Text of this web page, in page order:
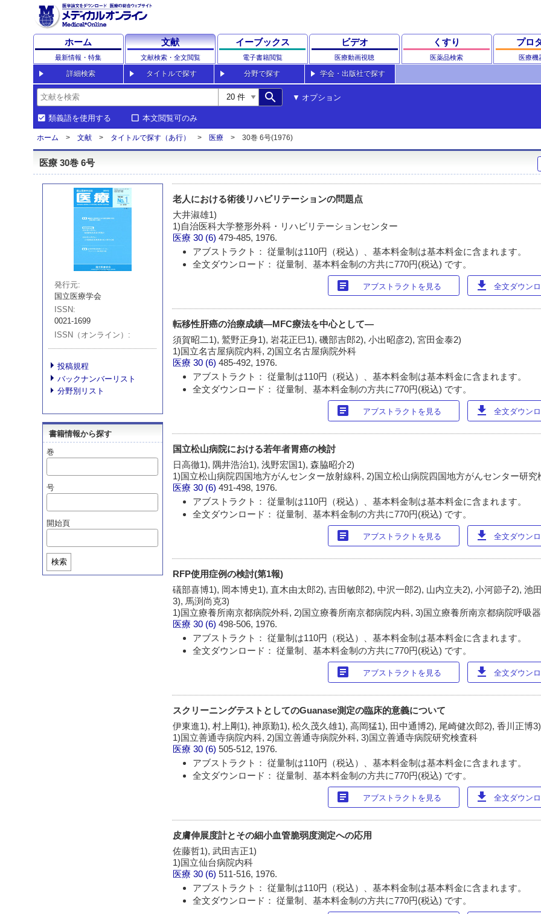
ホーム
最新情報・特集
文献
文献検索・全文閲覧
イーブックス
電子書籍閲覧
ビデオ
医療動画視聴
くすり
医薬品検索
プロ
医療機
詳細検索 タイトルで探す 分野で探す 学会・出版社で探す
search オプション
類義語を使用する 本文閲覧可のみ
ホーム 文献 タイトルで探す（あ行） 医療 30巻 6号(1976)
医療 30巻 6号
発行元
国立医療学会
ISSN
0021-1699
ISSN（オンライン）
投稿規程
バックナンバーリスト
分野別リスト
書籍情報から探す
巻
号
開始頁
検索
老人における術後リハビリテーションの問題点
大井淑雄1)
1)自治医科大学整形外科・リハビリテーションセンター
医療 30 (6)479-485, 1976.
アブストラクト： 従量制は110円（税込）、基本料金制は基本料金に含まれます。
全文ダウンロード： 従量制、基本料金制の方共に770円(税込) です。
article アブストラクトを見る download 全文ダウン
転移性肝癌の治療成績―MFC療法を中心として―
須賀昭二1), 鷲野正身1), 岩花正巳1), 磯部吉郎2), 小出昭彦2), 宮田金泰2)
1)国立名古屋病院内科, 2)国立名古屋病院外科
医療 30 (6)485-492, 1976.
アブストラクト： 従量制は110円（税込）、基本料金制は基本料金に含まれます。
全文ダウンロード： 従量制、基本料金制の方共に770円(税込) です。
article アブストラクトを見る download 全文ダウン
国立松山病院における若年者胃癌の検討
日高徹1), 隅井浩治1), 浅野宏国1), 森脇昭介2)
1)国立松山病院四国地方がんセンター放射線科, 2)国立松山病院四国地方がんセンター研究
医療 30 (6)491-498, 1976.
アブストラクト： 従量制は110円（税込）、基本料金制は基本料金に含まれます。
全文ダウンロード： 従量制、基本料金制の方共に770円(税込) です。
article アブストラクトを見る download 全文ダウン
RFP使用症例の検討(第1報)
礒部喜博1), 岡本博史1), 直木由太郎2), 吉田敏郎2), 中沢一郎2), 山内立夫2), 小河節子2), 池
3), 馬渕尚克3)
1)国立療養所南京都病院外科, 2)国立療養所南京都病院内科, 3)国立療養所南京都病院呼吸
医療 30 (6)498-506, 1976.
アブストラクト： 従量制は110円（税込）、基本料金制は基本料金に含まれます。
全文ダウンロード： 従量制、基本料金制の方共に770円(税込) です。
article アブストラクトを見る download 全文ダウン
スクリーニングテストとしてのGuanase測定の臨床的意義について
伊東進1), 村上剛1), 神原勤1), 松久茂久雄1), 高岡猛1), 田中通博2), 尾崎健次郎2), 香川正博3)
1)国立善通寺病院内科, 2)国立善通寺病院外科, 3)国立善通寺病院研究検査科
医療 30 (6)505-512, 1976.
アブストラクト： 従量制は110円（税込）、基本料金制は基本料金に含まれます。
全文ダウンロード： 従量制、基本料金制の方共に770円(税込) です。
article アブストラクトを見る download 全文ダウン
皮膚伸展度計とその細小血管脆弱度測定への応用
佐藤哲1), 武田吉正1)
1)国立仙台病院内科
医療 30 (6)511-516, 1976.
アブストラクト： 従量制は110円（税込）、基本料金制は基本料金に含まれます。
全文ダウンロード： 従量制、基本料金制の方共に770円(税込) です。